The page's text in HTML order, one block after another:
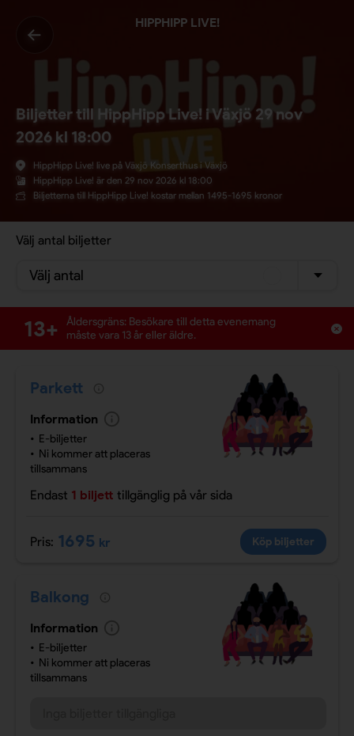
HIPPHIPP LIVE!
Biljetter till HippHipp Live! i Växjö 29 nov
2026 kl 18:00
HippHipp Live! live på Växjö Konserthus i Växjö
HippHipp Live! är den 29 nov 2026 kl 18:00
Biljetterna till HippHipp Live! kostar mellan 1495-1695 kronor
Välj antal biljetter
Välj antal
13+
Åldersgräns: Besökare till detta evenemang
måste vara 13 år eller äldre.
Parkett
Information
E-biljetter
Ni kommer att placeras
tillsammans
Endast 1 biljett tillgänglig på vår sida
Pris: 1695 kr Köp biljetter
Balkong
Information
E-biljetter
Ni kommer att placeras
tillsammans